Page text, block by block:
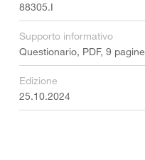
88305.I
Supporto informativo
Questionario, PDF, 9
Edizione
25.10.2024